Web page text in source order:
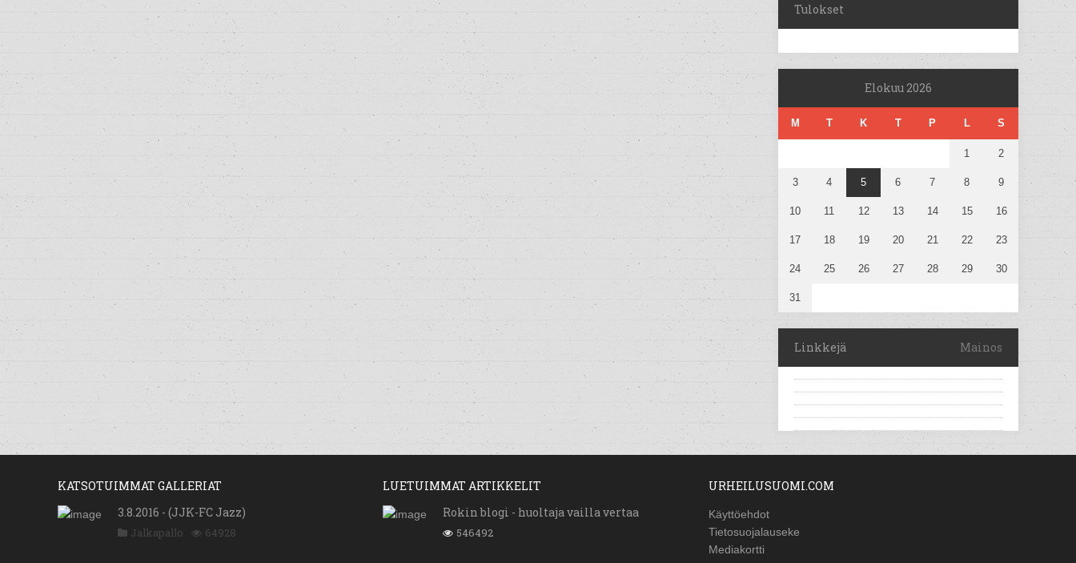
Tulokset
Elokuu 2026
M T K T P L S
1 2
3 4 5 6 7 8 9
10 11 12 13 14 15 16
17 18 19 20 21 22 23
24 25 26 27 28 29 30
31
Linkkejä Mainos
KATSOTUIMMAT GALLERIAT
3.8.2016 - (JJK-FC Jazz)
Jalkapallo 64928
LUETUIMMAT ARTIKKELIT
Rokin blogi - huoltaja vailla vertaa
546492
URHEILUSUOMI.COM
Käyttöehdot
Tietosuojalauseke
Mediakortti